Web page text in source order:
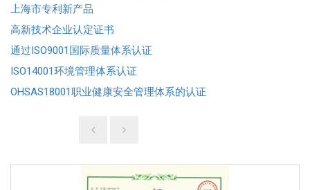
上海市专利新产品
高新技术企业认定证书
通过ISO9001国际质量体系认证
ISO14001环境管理体系认证
OHSAS18001职业健康安全管理体系的认证